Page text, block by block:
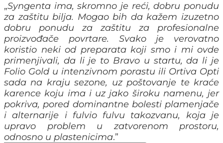
„Syngenta ima, skromno je reći, dobru ponudu
za zaštitu bilja. Mogao bih da kažem izuzetno
dobru ponudu za zaštitu za profesionalne
proizvođače povrtare. Svako je verovatno
koristio neki od preparata koji smo i mi ovde
primenjivali, da li je to Bravo u startu, da li je
Folio Gold u intenzivnom porastu ili Ortiva Opti
sada na kraju sezone, uz poštovanje te kraće
karence koju ima i uz jako široku namenu, jer
pokriva, pored dominantne bolesti plamenjače
i alternarije i fulvio fulvu takozvanu, koja je
upravo problem u zatvorenom prostoru,
odnosno u plastenicima.”